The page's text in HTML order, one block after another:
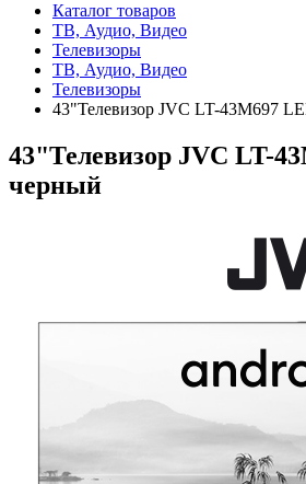
Каталог товаров
ТВ, Аудио, Видео
Телевизоры
ТВ, Аудио, Видео
Телевизоры
43"Телевизор JVC LT-43M697
43"Телевизор JVC LT-
черный